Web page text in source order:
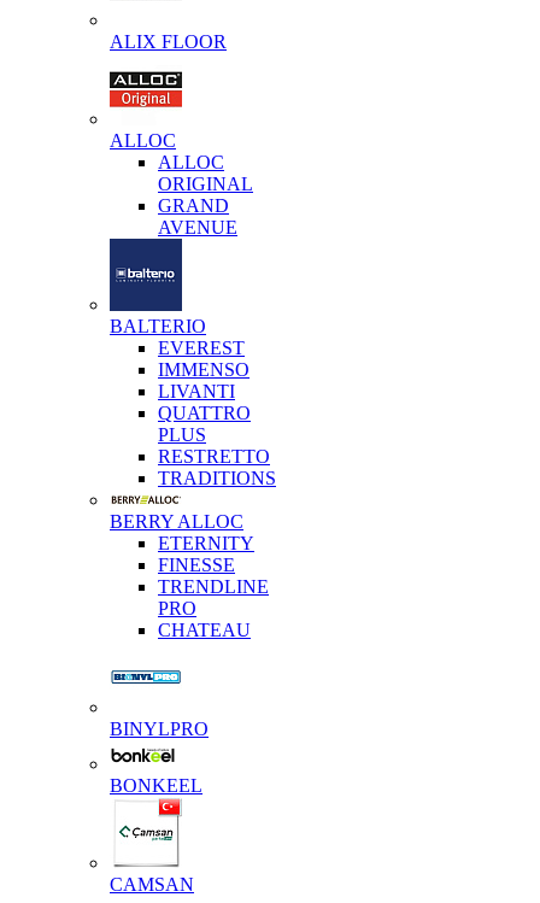
ALIX FLOOR
ALLOC
ALLOC
ORIGINAL
GRAND
AVENUE
BALTERIO
EVEREST
IMMENSO
LIVANTI
QUATTRO
PLUS
RESTRETTO
TRADITIONS
BERRY ALLOC
ETERNITY
FINESSE
TRENDLINE
PRO
CHATEAU
BINYLPRO
BONKEEL
CAMSAN